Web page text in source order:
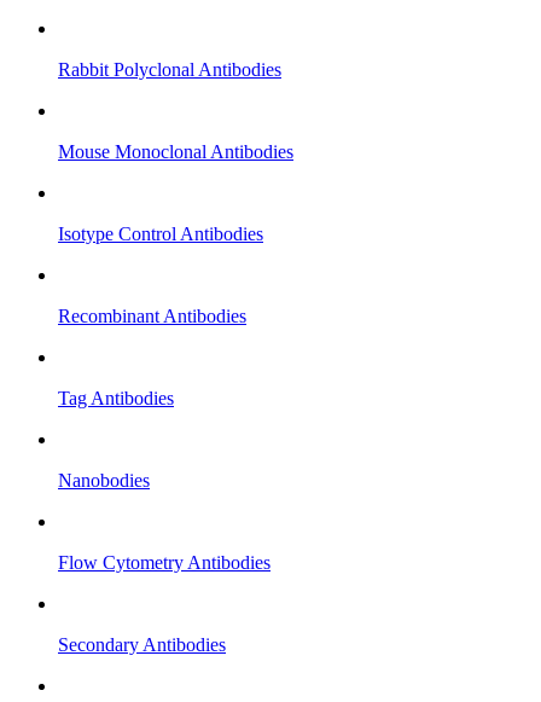
Rabbit Polyclonal Antibodies
Mouse Monoclonal Antibodies
Isotype Control Antibodies
Recombinant Antibodies
Tag Antibodies
Nanobodies
Flow Cytometry Antibodies
Secondary Antibodies